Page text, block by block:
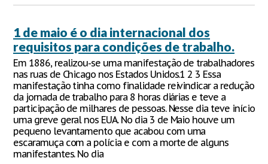
1 de maio é o dia internacional dos
requisitos para condições de trabalho.
Em 1886, realizou-se uma manifestação de trabalhadores
nas ruas de Chicago nos Estados Unidos.1 2 3 Essa
manifestação tinha como finalidade reivindicar a redução
da jornada de trabalho para 8 horas diárias e teve a
participação de milhares de pessoas. Nesse dia teve início
uma greve geral nos EUA. No dia 3 de Maio houve um
pequeno levantamento que acabou com uma
escaramuça com a polícia e com a morte de alguns
manifestantes. No dia